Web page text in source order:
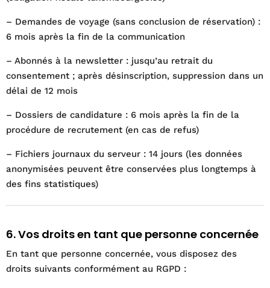
– Demandes de voyage (sans conclusion de réservation) :
6 mois après la fin de la communication
– Abonnés à la newsletter : jusqu’au retrait du
consentement ; après désinscription, suppression dans un
délai de 12 mois
– Dossiers de candidature : 6 mois après la fin de la
procédure de recrutement (en cas de refus)
– Fichiers journaux du serveur : 14 jours (les données
anonymisées peuvent être conservées plus longtemps à
des fins statistiques)
6. Vos droits en tant que personne concernée
En tant que personne concernée, vous disposez des
droits suivants conformément au RGPD :